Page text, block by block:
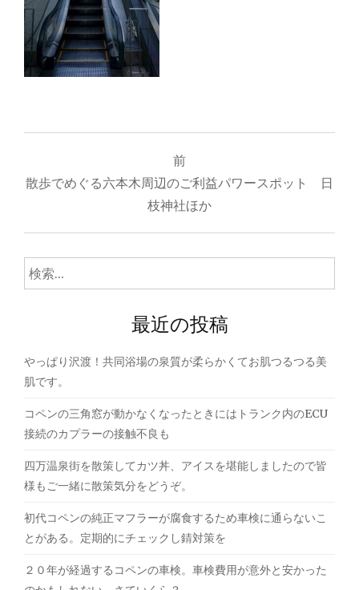
稿
ビ
ゲ
ー
ョ
ン
前
散歩でめぐる六本木周辺のご利益パワースポット 日
枝神社ほか
検
索:
最近の投稿
やっぱり沢渡！共同浴場の泉質が柔らかくてお肌つるつる美
肌です。
コペンの三角窓が動かなくなったときにはトランク内のECU
接続のカプラーの接触不良も
四万温泉街を散策してカツ丼、アイスを堪能しましたので皆
様もご一緒に散策気分をどうぞ。
初代コペンの純正マフラーが腐食するため車検に通らないこ
とがある。定期的にチェックし錆対策を
２０年が経過するコペンの車検。車検費用が意外と安かった